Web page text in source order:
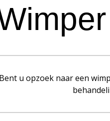
Bent u opzoek naar een